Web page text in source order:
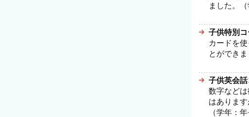
ました。（
子供特別
カードを
とができま
子供英会
数字など
はありま
（学年：年